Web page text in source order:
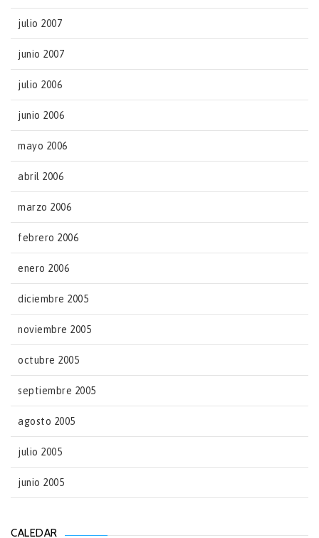
julio 2007
junio 2007
julio 2006
junio 2006
mayo 2006
abril 2006
marzo 2006
febrero 2006
enero 2006
diciembre 2005
noviembre 2005
octubre 2005
septiembre 2005
agosto 2005
julio 2005
junio 2005
CALEDAR